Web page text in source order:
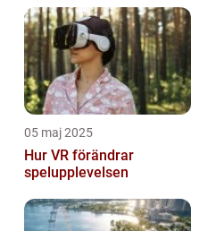
05 maj 2025
Hur VR förändrar
spelupplevelsen